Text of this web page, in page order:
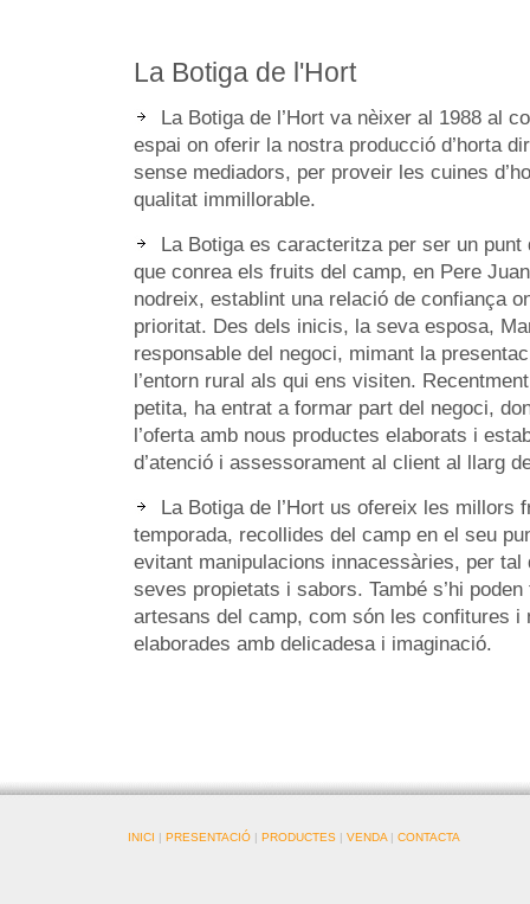
La Botiga de l'Hort
La Botiga de l’Hort va nèixer al 1988 al
espai on oferir la nostra producció d’horta
sense mediadors, per proveir les cuines
qualitat immillorable.
La Botiga es caracteritza per ser un punt
que conrea els fruits del camp, en Pere
nodreix, establint una relació de confiança
prioritat. Des dels inicis, la seva esposa,
responsable del negoci, mimant la
l’entorn rural als qui ens visiten.
petita, ha entrat a formar part del negoci,
l’oferta amb nous productes elaborats i
d’atenció i assessorament al client al llarg
La Botiga de l’Hort us ofereix les millors
temporada, recollides del camp en el seu
evitant manipulacions innacessàries, per
seves propietats i sabors. També s’hi
artesans del camp, com són les confitures i
elaborades amb delicadesa i imaginació.
INICI | PRESENTACIÓ| PRODUCTES| VENDA| CONTACTA